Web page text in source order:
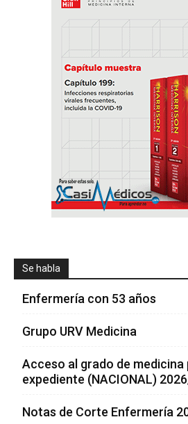
Se habla
Enfermería con 53 años
Grupo URV Medicina
Acceso al grado de
expediente (NACIONAL)
Notas de Corte Enfermería